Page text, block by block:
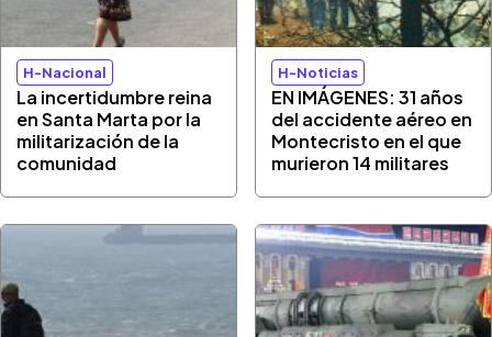
H-Nacional
La incertidumbre reina
en Santa Marta por la
militarización de la
comunidad
H-Noticias
EN IMÁGENES: 31 años
del accidente aéreo en
Montecristo en el que
murieron 14 militares